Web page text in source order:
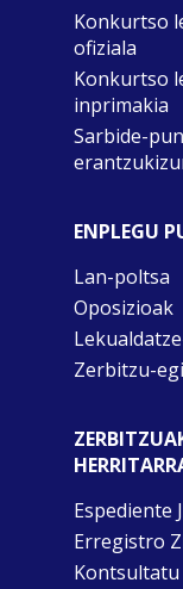
Konkurtso
ofiziala
Konkurtso
inprimakia
Sarbide-
ENPLEGU
Lan-poltsa
Oposizioak
Zerbitzu-
Espediente
Erregistro